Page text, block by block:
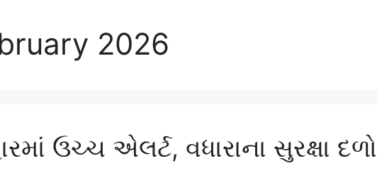
2026
ઉચ્ચ એલર્ટ, વધારાના સુરક્ષા દળો